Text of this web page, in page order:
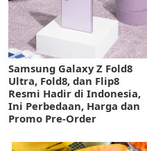
Samsung Galaxy Z Fold8
Ultra, Fold8, dan Flip8
Resmi Hadir di Indonesia,
Ini Perbedaan, Harga dan
Promo Pre-Order